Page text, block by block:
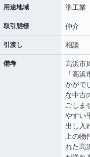
用途地域 準工業
取引態様 仲介
引渡し 相談
備考
高浜市
「高
かがで
な中古
ごしま
やすい
出し入
上の
れた高